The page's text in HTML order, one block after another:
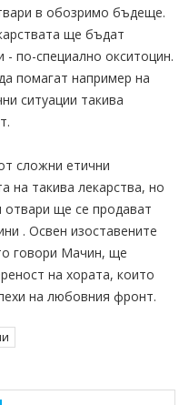
в обозримо бъдеще.
ще бъдат
- по-специално окситоцин.
помагат например на
ситуации такива
сложни етични
на такива лекарства, но
ще се продават
. Освен изоставените
говори Мачин, ще
на хората, които
на любовния фронт.